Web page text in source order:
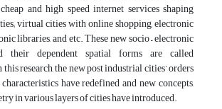
and high speed internet services shaping
virtual cities with online shopping, electronic
libraries, and etc. These new socio – electronic
their dependent spatial forms are called
research, the new post industrial cities’ orders
have redefined and new concepts,
in various layers of cities have introduced.